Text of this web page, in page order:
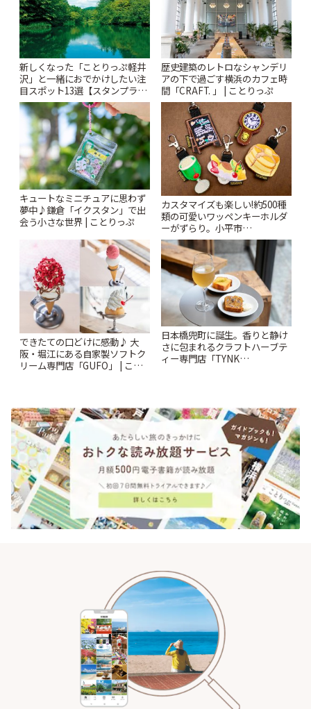
新しくなった「ことりっぷ軽井
沢」と一緒におでかけしたい注
目スポット13選【スタンプラリ
ー開催中】 | ことりっぷ
歴史建築のレトロなシャンデリ
アの下で過ごす横浜のカフェ時
間「CRAFT. 」 | ことりっぷ
キュートなミニチュアに思わず
夢中♪鎌倉「イクスタン」で出
会う小さな世界 | ことりっぷ
カスタマイズも楽しい!約500種
類の可愛いワッペンキーホルダ
ーがずらり。小平市
「Kimamaya T&K」 | ことりっ
ぷ
できたての口どけに感動♪ 大
阪・堀江にある自家製ソフトク
リーム専門店「GUFO」 | こと
日本橋兜町に誕生。香りと静け
さに包まれるクラフトハーブテ
ィー専門店「TYNK